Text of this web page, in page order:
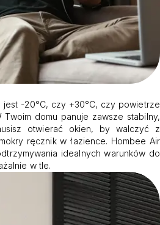
-20°C, czy +30°C, czy powietrze
domu panuje zawsze stabilny,
otwierać okien, by walczyć z
ręcznik w łazience. Hombee Air
idealnych warunków do
w tle.